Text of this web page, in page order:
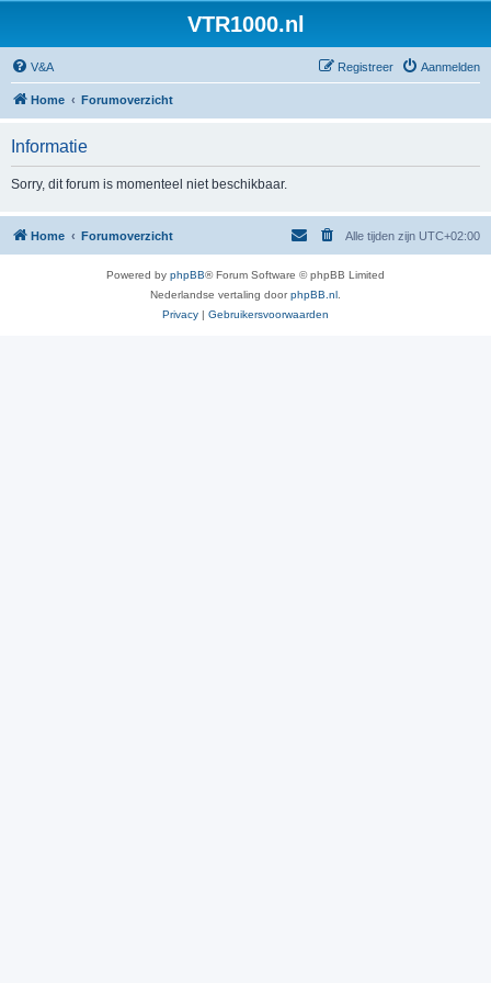
VTR1000.nl
V&A Aanmelden
Registreer
Home Forumoverzicht
Informatie
Sorry, dit forum is momenteel niet beschikbaar.
Home Forumoverzicht Alle tijden zijn UTC+02:00
Powered by phpBB® Forum Software © phpBB Limited
Nederlandse vertaling doorphpBB.nl
Privacy | Gebruikersvoorwaarden